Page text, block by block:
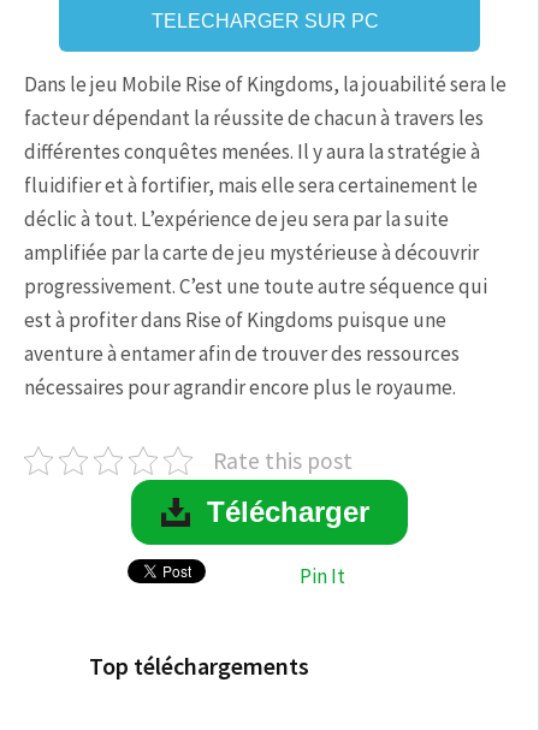
TELECHARGER SUR PC
Dans le jeu Mobile Rise of Kingdoms, la jouabilité sera le
facteur dépendant la réussite de chacun à travers les
différentes conquêtes menées. Il y aura la stratégie à
fluidifier et à fortifier, mais elle sera certainement le
déclic à tout. L’expérience de jeu sera par la suite
amplifiée par la carte de jeu mystérieuse à découvrir
progressivement. C’est une toute autre séquence qui
est à profiter dans Rise of Kingdoms puisque une
aventure à entamer afin de trouver des ressources
nécessaires pour agrandir encore plus le royaume.
Rate this post
Télécharger
Pin It
Top téléchargements